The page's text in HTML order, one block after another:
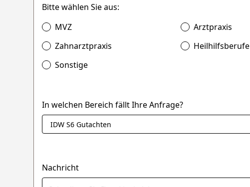
Bitte wählen Sie aus:
MVZ
Arztpraxis
Zahnarztpraxis
Heilhilfsberufe
Sonstige
In welchen Bereich fällt Ihre Anfrage?
Nachricht